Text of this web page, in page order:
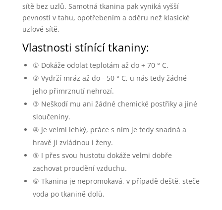
sítě bez uzlů. Samotná tkanina pak vyniká vyšší
pevností v tahu, opotřebením a oděru než klasické
uzlové sítě.
Vlastnosti stínící tkaniny:
① Dokáže odolat teplotám až do + 70 ° C.
② Vydrží mráz až do - 50 ° C, u nás tedy žádné
jeho přimrznutí nehrozí.
③ Neškodí mu ani žádné chemické postřiky a jiné
sloučeniny.
④ Je velmi lehký, práce s ním je tedy snadná a
hravě ji zvládnou i ženy.
⑤ I přes svou hustotu dokáže velmi dobře
zachovat proudění vzduchu.
⑥ Tkanina je nepromokavá, v případě deště, steče
voda po tkanině dolů.